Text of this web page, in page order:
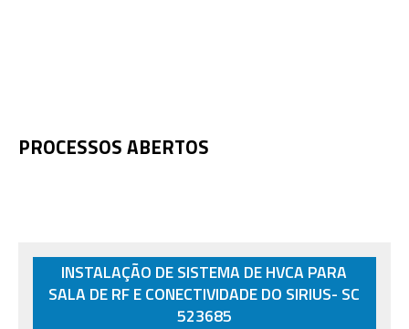
PROCESSOS ABERTOS
INSTALAÇÃO DE SISTEMA DE HVCA PARA
SALA DE RF E CONECTIVIDADE DO SIRIUS- SC
523685